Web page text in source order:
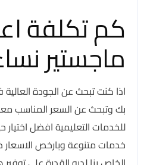
كم تكلفة
ماجستير
اذا كنت تبحث عن الجودة العالية
بك وتبحث عن السعر المناسب
للخدمات التعليمية افضل
خدمات متنوعة وبارخص الاسعار